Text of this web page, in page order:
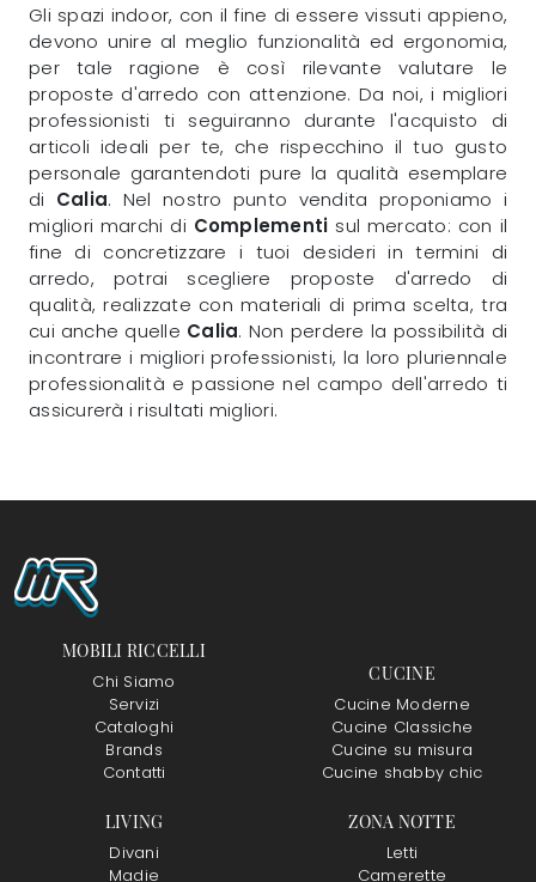
Gli spazi indoor, con il fine di essere vissuti appieno,
devono unire al meglio funzionalità ed ergonomia,
per tale ragione è così rilevante valutare le
proposte d'arredo con attenzione. Da noi, i migliori
professionisti ti seguiranno durante l'acquisto di
articoli ideali per te, che rispecchino il tuo gusto
personale garantendoti pure la qualità esemplare
di Calia. Nel nostro punto vendita proponiamo i
migliori marchi di Complementi sul mercato: con il
fine di concretizzare i tuoi desideri in termini di
arredo, potrai scegliere proposte d'arredo di
qualità, realizzate con materiali di prima scelta, tra
cui anche quelle Calia. Non perdere la possibilità di
incontrare i migliori professionisti, la loro pluriennale
professionalità e passione nel campo dell'arredo ti
assicurerà i risultati migliori.
MOBILI RICCELLI
Chi Siamo
Servizi
Cataloghi
Brands
Contatti
CUCINE
Cucine Moderne
Cucine Classiche
Cucine su misura
Cucine shabby chic
LIVING
Divani
Madie
ZONA NOTTE
Letti
Camerette